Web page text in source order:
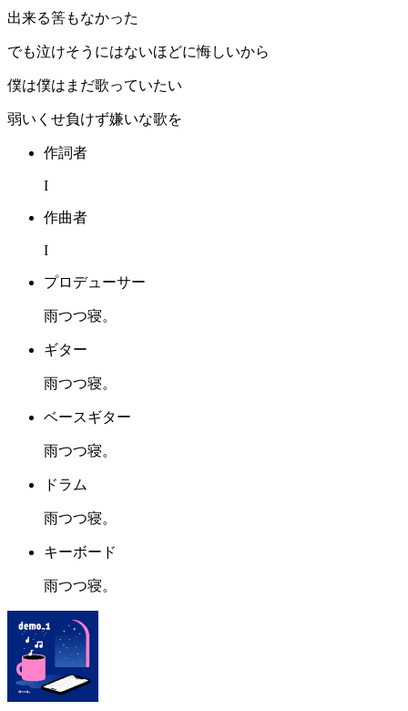
出来る筈もなかった
でも泣けそうにはないほどに悔しいから
僕は僕はまだ歌っていたい
弱いくせ負けず嫌いな歌を
作詞者
I
作曲者
I
プロデューサー
雨つつ寝。
ギター
雨つつ寝。
ベースギター
雨つつ寝。
ドラム
雨つつ寝。
キーボード
雨つつ寝。